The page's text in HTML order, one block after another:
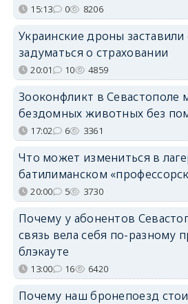
15:13 0 8206
Украинские дроны
задуматься о страховании
20:01 10 4859
Зооконфликт в Севастополе
бездомных животных без
17:02 6 3361
Что может измениться в
батилиманском
20:00 5 3730
Почему у абонентов
связь вела себя по-разному
блэкауте
13:00 16 6420
Почему наш бронепоезд